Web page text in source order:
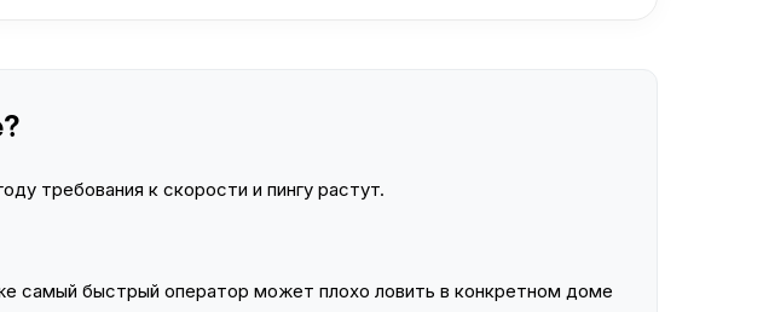
требования к скорости и пингу растут.
самый быстрый оператор может плохо ловить в конкретном доме